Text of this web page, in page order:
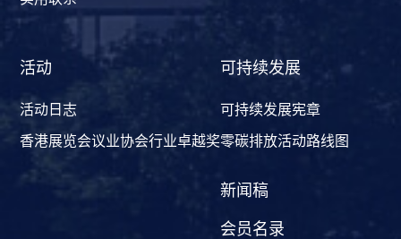
活动
活动日志
香港展览会议业协会行业卓越奖
可持续发展
可持续发展宪章
零碳排放活动路线图
新闻稿
会员名录